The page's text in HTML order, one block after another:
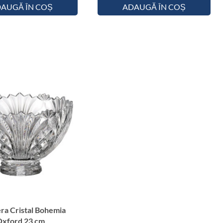
r
d
ÎN COȘ ADAUGĂ ÎN COȘ
Cristal Bohemia
23 cm